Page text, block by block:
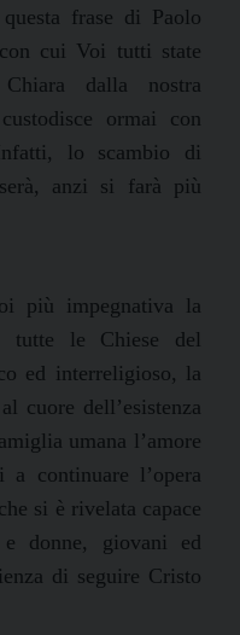
frase di Paolo
cui Voi tutti state
dalla nostra
ormai con
lo scambio di
anzi si farà più
più impegnativa la
tutte le Chiese del
ed interreligioso, la
cuore dell’esistenza
umana l’amore
continuare l’opera
si è rivelata capace
donne, giovani ed
di seguire Cristo